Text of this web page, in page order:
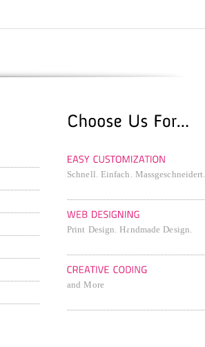
Schnell. Einfach. Massgeschneidert.
Print Design. Handmade Design.
and More